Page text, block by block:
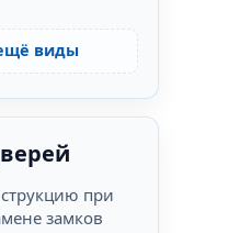
виды
при
замков